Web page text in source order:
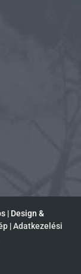
| Design &
|Adatkezelési